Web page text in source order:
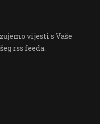
vijesti s Vaše
rss feeda.